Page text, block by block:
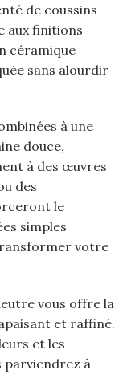
de coussins
aux finitions
céramique
sans alourdir
à une
douce,
à des œuvres
des
le
simples
votre
vous offre la
et raffiné.
et les
parviendrez à